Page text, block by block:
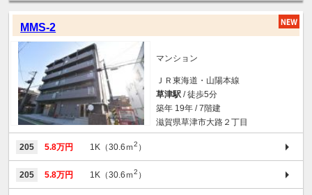
MMS-2
マンション
ＪＲ東海道・山陽本線
草津駅 / 徒歩5分
築年 19年 / 7階建
滋賀県草津市大路２丁目
205 5.8万円 1K（30.6ｍ2 ）
205 5.8万円 1K（30.6ｍ2 ）